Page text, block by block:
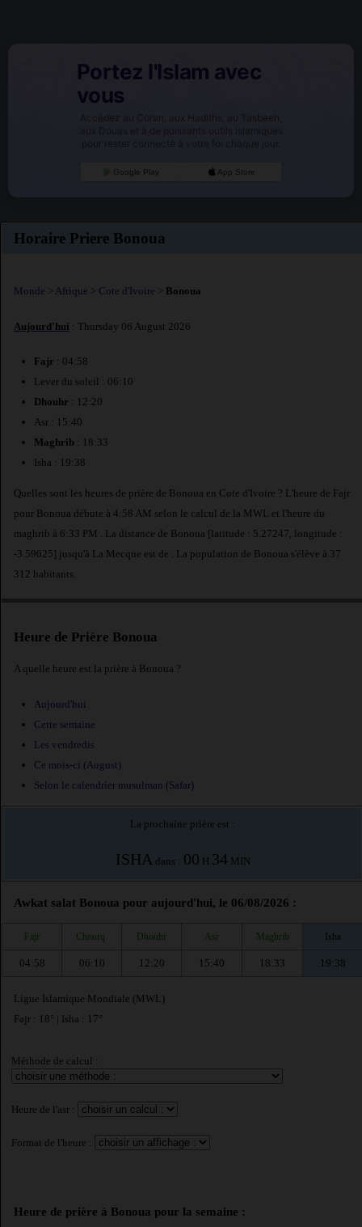
Portez l'Islam avec
vous
Accédez au Coran, aux Hadiths, au Tasbeeh,
aux Douas et à de puissants outils islamiques
pour rester connecté à votre foi chaque jour.
Google Play App Store
Horaire Priere Bonoua
Monde > Afrique > Cote d'Ivoire > Bonoua
Aujourd'hui : Thursday 06 August 2026
Fajr : 04:58
Lever du soleil : 06:10
Dhouhr : 12:20
Asr : 15:40
Maghrib : 18:33
Isha : 19:38
Quelles sont les heures de prière de Bonoua en Cote d'Ivoire ? L'heure de Fajr
pour Bonoua débute à 4:58 AM selon le calcul de la MWL et l'heure du
maghrib à 6:33 PM . La distance de Bonoua [latitude : 5.27247, longitude :
-3.59625] jusqu'à La Mecque est de . La population de Bonoua s'élève à 37
312 habitants.
Heure de Prière Bonoua
A quelle heure est la prière à Bonoua ?
Aujourd'hui
Cette semaine
Les vendredis
Ce mois-ci (August)
Selon le calendrier musulman (Safar)
La prochaine prière est :
ISHA dans : 00 H 34MIN
Awkat salat Bonoua pour aujourd'hui, le 06/08/2026 :
Fajr Chourq. Dhouhr Asr Maghrib Isha
04:58 06:10 12:20 15:40 18:33 19:38
Ligue Islamique Mondiale (MWL)
Fajr : 18° | Isha : 17°
Méthode de calcul :
Heure de l'asr :
Format de l'heure :
Heure de prière à Bonoua pour la semaine :